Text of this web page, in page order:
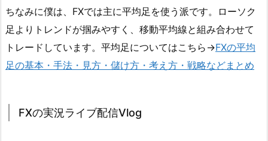
ちなみに僕は、FXでは主に平均足を使う派です。ローソク
足よりトレンドが掴みやすく、移動平均線と組み合わせて
トレードしています。平均足についてはこちら→FXの平均
足の基本・手法・見方・儲け方・考え方・戦略などまとめ
FXの実況ライブ配信Vlog